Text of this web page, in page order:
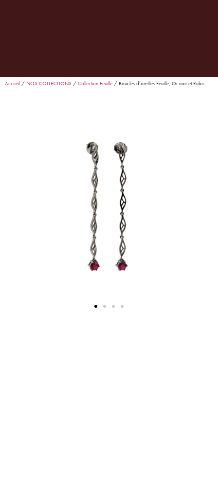
Accueil / NOS COLLECTIONS / Collection Feuille / Boucles d’oreilles Feuille, Or noir et Rubis